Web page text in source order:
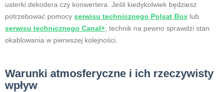
usterki dekodera czy konwertera. Jeśli kiedykolwiek będziesz
potrzebować pomocy serwisu technicznego Polsat Box lub
serwisu technicznego Canal+ , technik na pewno sprawdzi stan
okablowania w pierwszej kolejności.
Warunki atmosferyczne i ich rzeczywisty
wpływ